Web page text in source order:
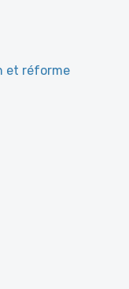
et réforme